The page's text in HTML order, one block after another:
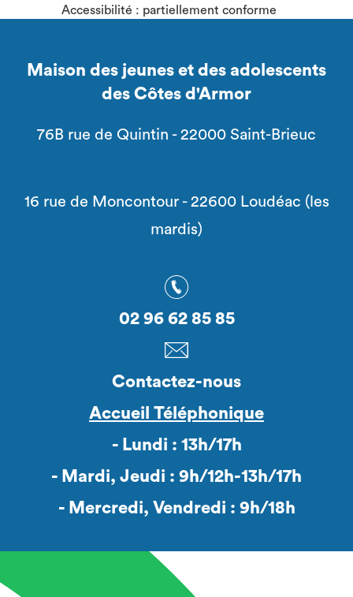
Accessibilité : partiellement conforme
Maison des jeunes et des adolescents
des Côtes d'Armor
76B rue de Quintin - 22000 Saint-Brieuc
16 rue de Moncontour - 22600 Loudéac (les
mardis)
02 96 62 85 85
Contactez-nous
Accueil Téléphonique
- Lundi : 13h/17h
- Mardi, Jeudi : 9h/12h-13h/17h
- Mercredi, Vendredi : 9h/18h